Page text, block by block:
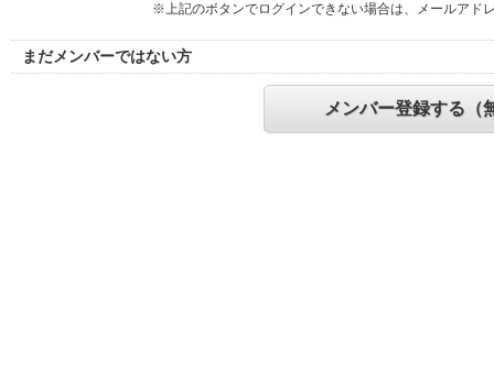
※上記のボタンでログインできない場合は、メールアド
まだメンバーではない方
メンバー登録する（